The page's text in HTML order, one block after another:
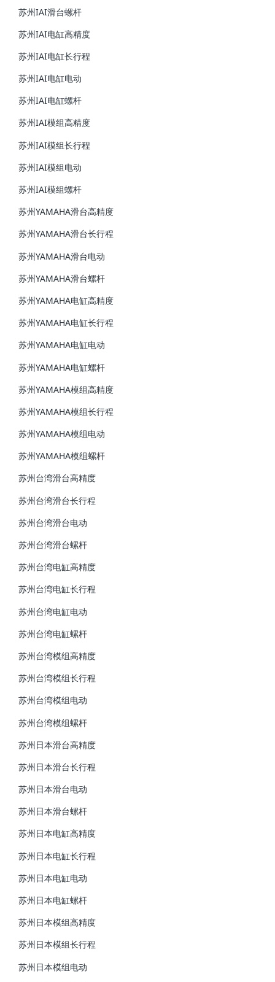
苏州IAI滑台螺杆
苏州IAI电缸高精度
苏州IAI电缸长行程
苏州IAI电缸电动
苏州IAI电缸螺杆
苏州IAI模组高精度
苏州IAI模组长行程
苏州IAI模组电动
苏州IAI模组螺杆
苏州YAMAHA滑台高精度
苏州YAMAHA滑台长行程
苏州YAMAHA滑台电动
苏州YAMAHA滑台螺杆
苏州YAMAHA电缸高精度
苏州YAMAHA电缸长行程
苏州YAMAHA电缸电动
苏州YAMAHA电缸螺杆
苏州YAMAHA模组高精度
苏州YAMAHA模组长行程
苏州YAMAHA模组电动
苏州YAMAHA模组螺杆
苏州台湾滑台高精度
苏州台湾滑台长行程
苏州台湾滑台电动
苏州台湾滑台螺杆
苏州台湾电缸高精度
苏州台湾电缸长行程
苏州台湾电缸电动
苏州台湾电缸螺杆
苏州台湾模组高精度
苏州台湾模组长行程
苏州台湾模组电动
苏州台湾模组螺杆
苏州日本滑台高精度
苏州日本滑台长行程
苏州日本滑台电动
苏州日本滑台螺杆
苏州日本电缸高精度
苏州日本电缸长行程
苏州日本电缸电动
苏州日本电缸螺杆
苏州日本模组高精度
苏州日本模组长行程
苏州日本模组电动